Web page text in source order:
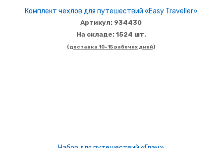
Комплект чехлов для путешествий «Easy Traveller»
Артикул: 934430
На складе: 1524 шт.
(доставка 10-15 рабочих дней)